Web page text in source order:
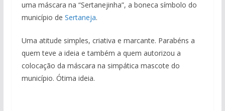
uma máscara na “Sertanejinha”, a boneca símbolo do
município de Sertaneja.
Uma atitude simples, criativa e marcante. Parabéns a
quem teve a ideia e também a quem autorizou a
colocação da máscara na simpática mascote do
município. Ótima ideia.